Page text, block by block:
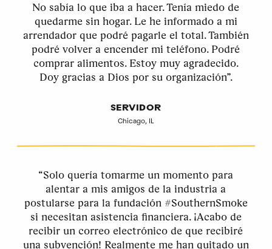
No sabía lo que iba a hacer. Tenía miedo de
quedarme sin hogar. Le he informado a mi
arrendador que podré pagarle el total. También
podré volver a encender mi teléfono. Podré
comprar alimentos. Estoy muy agradecido.
Doy gracias a Dios por su organización”.
SERVIDOR
Chicago, IL
“Solo quería tomarme un momento para
alentar a mis amigos de la industria a
postularse para la fundación #SouthernSmoke
si necesitan asistencia financiera. ¡Acabo de
recibir un correo electrónico de que recibiré
una subvención! Realmente me han quitado un